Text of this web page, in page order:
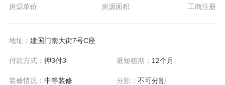
房源单价 房源面积 工商注册
地址： 建国门南大街7号C座
付款方式： 押3付3 最短租期： 12个月
装修情况： 中等装修 分割：不可分割